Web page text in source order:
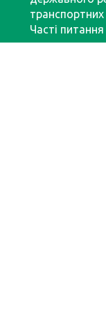
транспортних
Часті питання